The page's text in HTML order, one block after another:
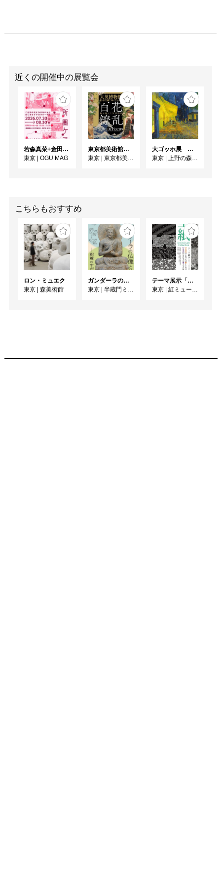
近くの開催中の展覧会
若森真菜+金田ゆりあ「ご近所圏ケアーご近所の気にかけあいからはじまるケアのリサーチ展ー」
東京
OGU MAG
東京都美術館開館100周年記念 大英博物館日本美術コレクション 百花繚乱〜海を越えた江戸絵画
東京
東京都美術館
大ゴッホ展 夜のカフェテラス
東京
上野の森美術館
こちらもおすすめ
ロン・ミュエク
東京
森美術館
ガンダーラの仏像と仏伝ー釈尊のすがたー
東京
半蔵門ミュージアム
テーマ展示「型紙 KATAGAMI Collection」
東京
紅ミュージアム